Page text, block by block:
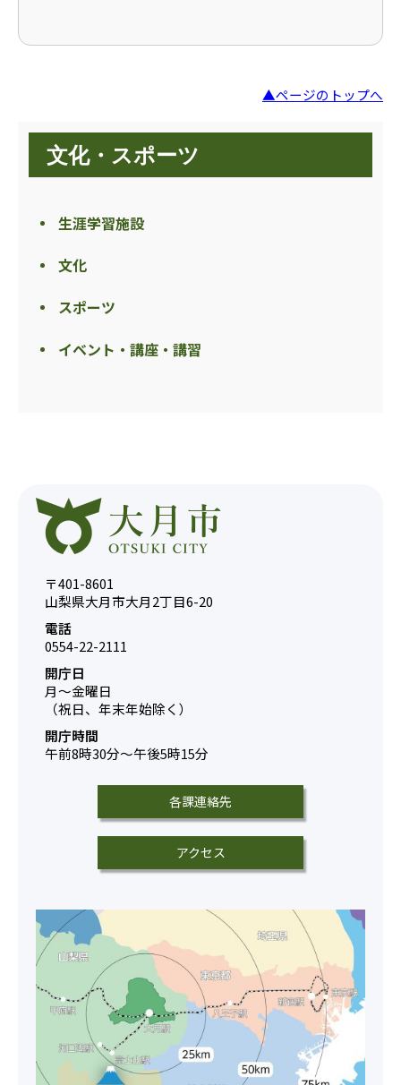
▲ページのトップへ
文化・スポーツ
生涯学習施設
文化
スポーツ
イベント・講座・講習
〒401-8601
山梨県大月市大月2丁目6-20
電話
0554-22-2111
開庁日
月～金曜日
（祝日、年末年始除く）
開庁時間
午前8時30分～午後5時15分
各課連絡先
アクセス